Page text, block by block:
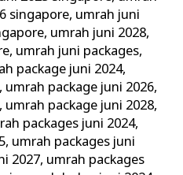
singapore, umrah juni
, umrah juni 2028,
, umrah juni packages,
package juni 2024,
, umrah package juni 2026,
, umrah package juni 2028,
packages juni 2024,
, umrah packages juni
2027, umrah packages